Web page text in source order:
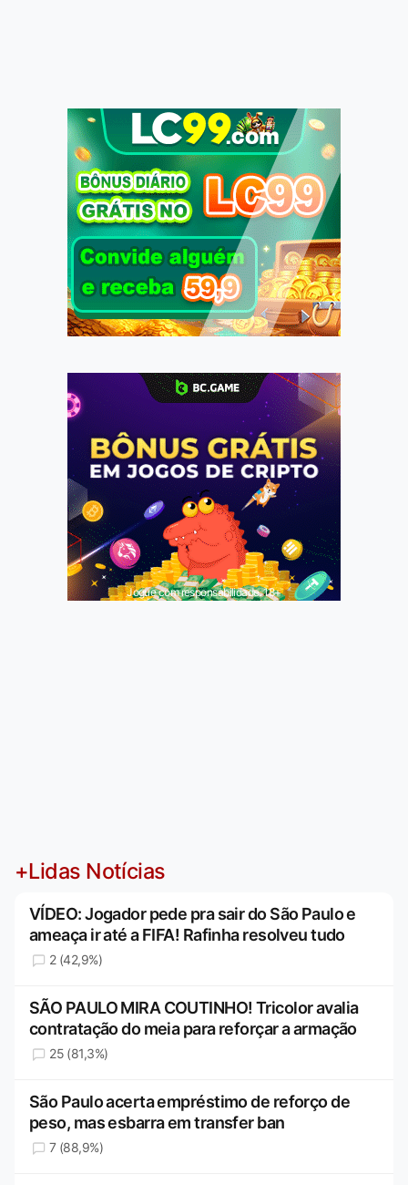
Jogue com responsabilidade. 18+
+Lidas Notícias
VÍDEO: Jogador pede pra sair do São Paulo e
ameaça ir até a FIFA! Rafinha resolveu tudo
2 (42,9%)
SÃO PAULO MIRA COUTINHO! Tricolor avalia
contratação do meia para reforçar a armação
25 (81,3%)
São Paulo acerta empréstimo de reforço de
peso, mas esbarra em transfer ban
7 (88,9%)